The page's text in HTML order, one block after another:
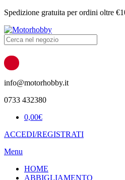
Spedizione gratuita per ordini oltre
Products
search
info@motorhobby.it
0733 432380
0,00€
ACCEDI/REGISTRATI
Menu
HOME
ABBIGLIAMENTO